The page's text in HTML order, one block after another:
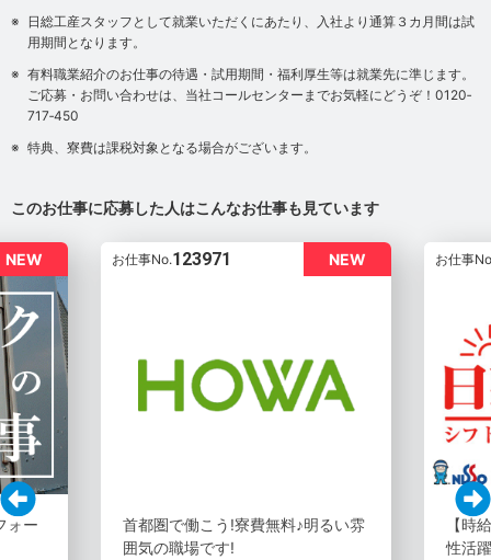
日総工産スタッフとして就業いただくにあたり、入社より通算３カ月間は試
用期間となります。
有料職業紹介のお仕事の待遇・試用期間・福利厚生等は就業先に準じます。
ご応募・お問い合わせは、当社コールセンターまでお気軽にどうぞ！0120‐
717‐450
特典、寮費は課税対象となる場合がございます。
このお仕事に応募した人はこんなお仕事も見ています
NEW
ォー
NEW
お仕事No.123971
首都圏で働こう!寮費無料♪明るい雰
囲気の職場です!
お仕事
【時
性活